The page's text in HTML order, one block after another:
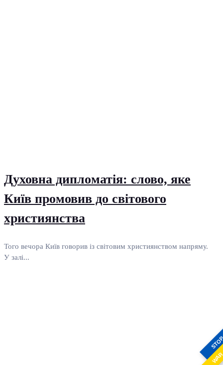
Духовна дипломатія: слово, яке
Київ промовив до світового
християнства
Того вечора Київ говорив із світовим християнством напряму.
У залі...